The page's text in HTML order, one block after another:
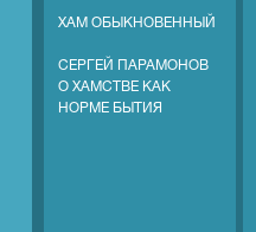
ХАМ ОБЫКНОВЕННЫЙ
СЕРГЕЙ ПАРАМОНОВ
О ХАМСТВЕ КАК
НОРМЕ БЫТИЯ